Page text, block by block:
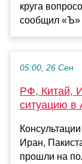
круга
сообщил «Ъ»
05:00, 26 Сен
РФ, Китай,
ситуацию в
Иран,
прошли на